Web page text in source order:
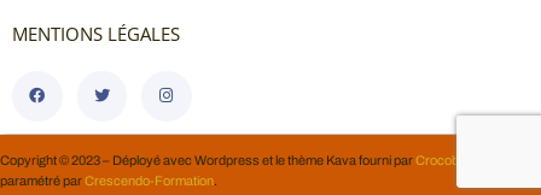
MENTIONS LÉGALES
Copyright © 2023 – Déployé avec Wordpress et le thème Kava fourni parCrocoblock
paramétré parCrescendo-Formation.